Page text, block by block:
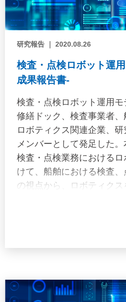
2023年3月に最終報告書が
研究報告 ｜ 2020.08.26
検査・点検ロボット運
成果報告書-
検査・点検ロボット運用モ
修繕ドック、検査事業者、
ロボティクス関連企業、
メンバーとして発足した
検査・点検業務における
けて、船舶における検査
の視点から、ロボティク
に活用するための運用モ
本検討会の2年間にわたる